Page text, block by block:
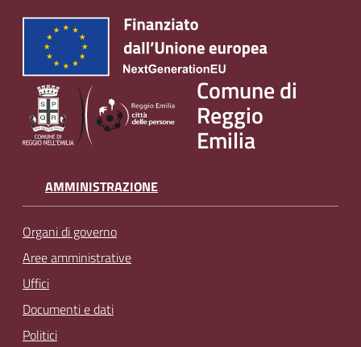
Comune di
Reggio
Emilia
AMMINISTRAZIONE
Organi di governo
Aree amministrative
Uffici
Documenti e dati
Politici